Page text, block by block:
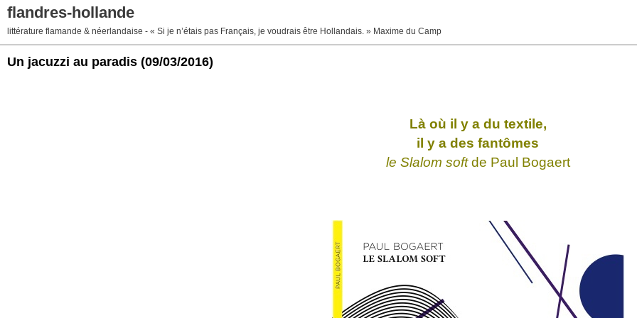
flandres-hollande
littérature flamande & néerlandaise - « Si je n’étais pas Français, je voudrais être Hollandais. » Maxime du Camp
Un jacuzzi au paradis (09/03/2016)
Là où il y a du textile,
il y a des fantômes
le Slalom softde Paul Bogaert